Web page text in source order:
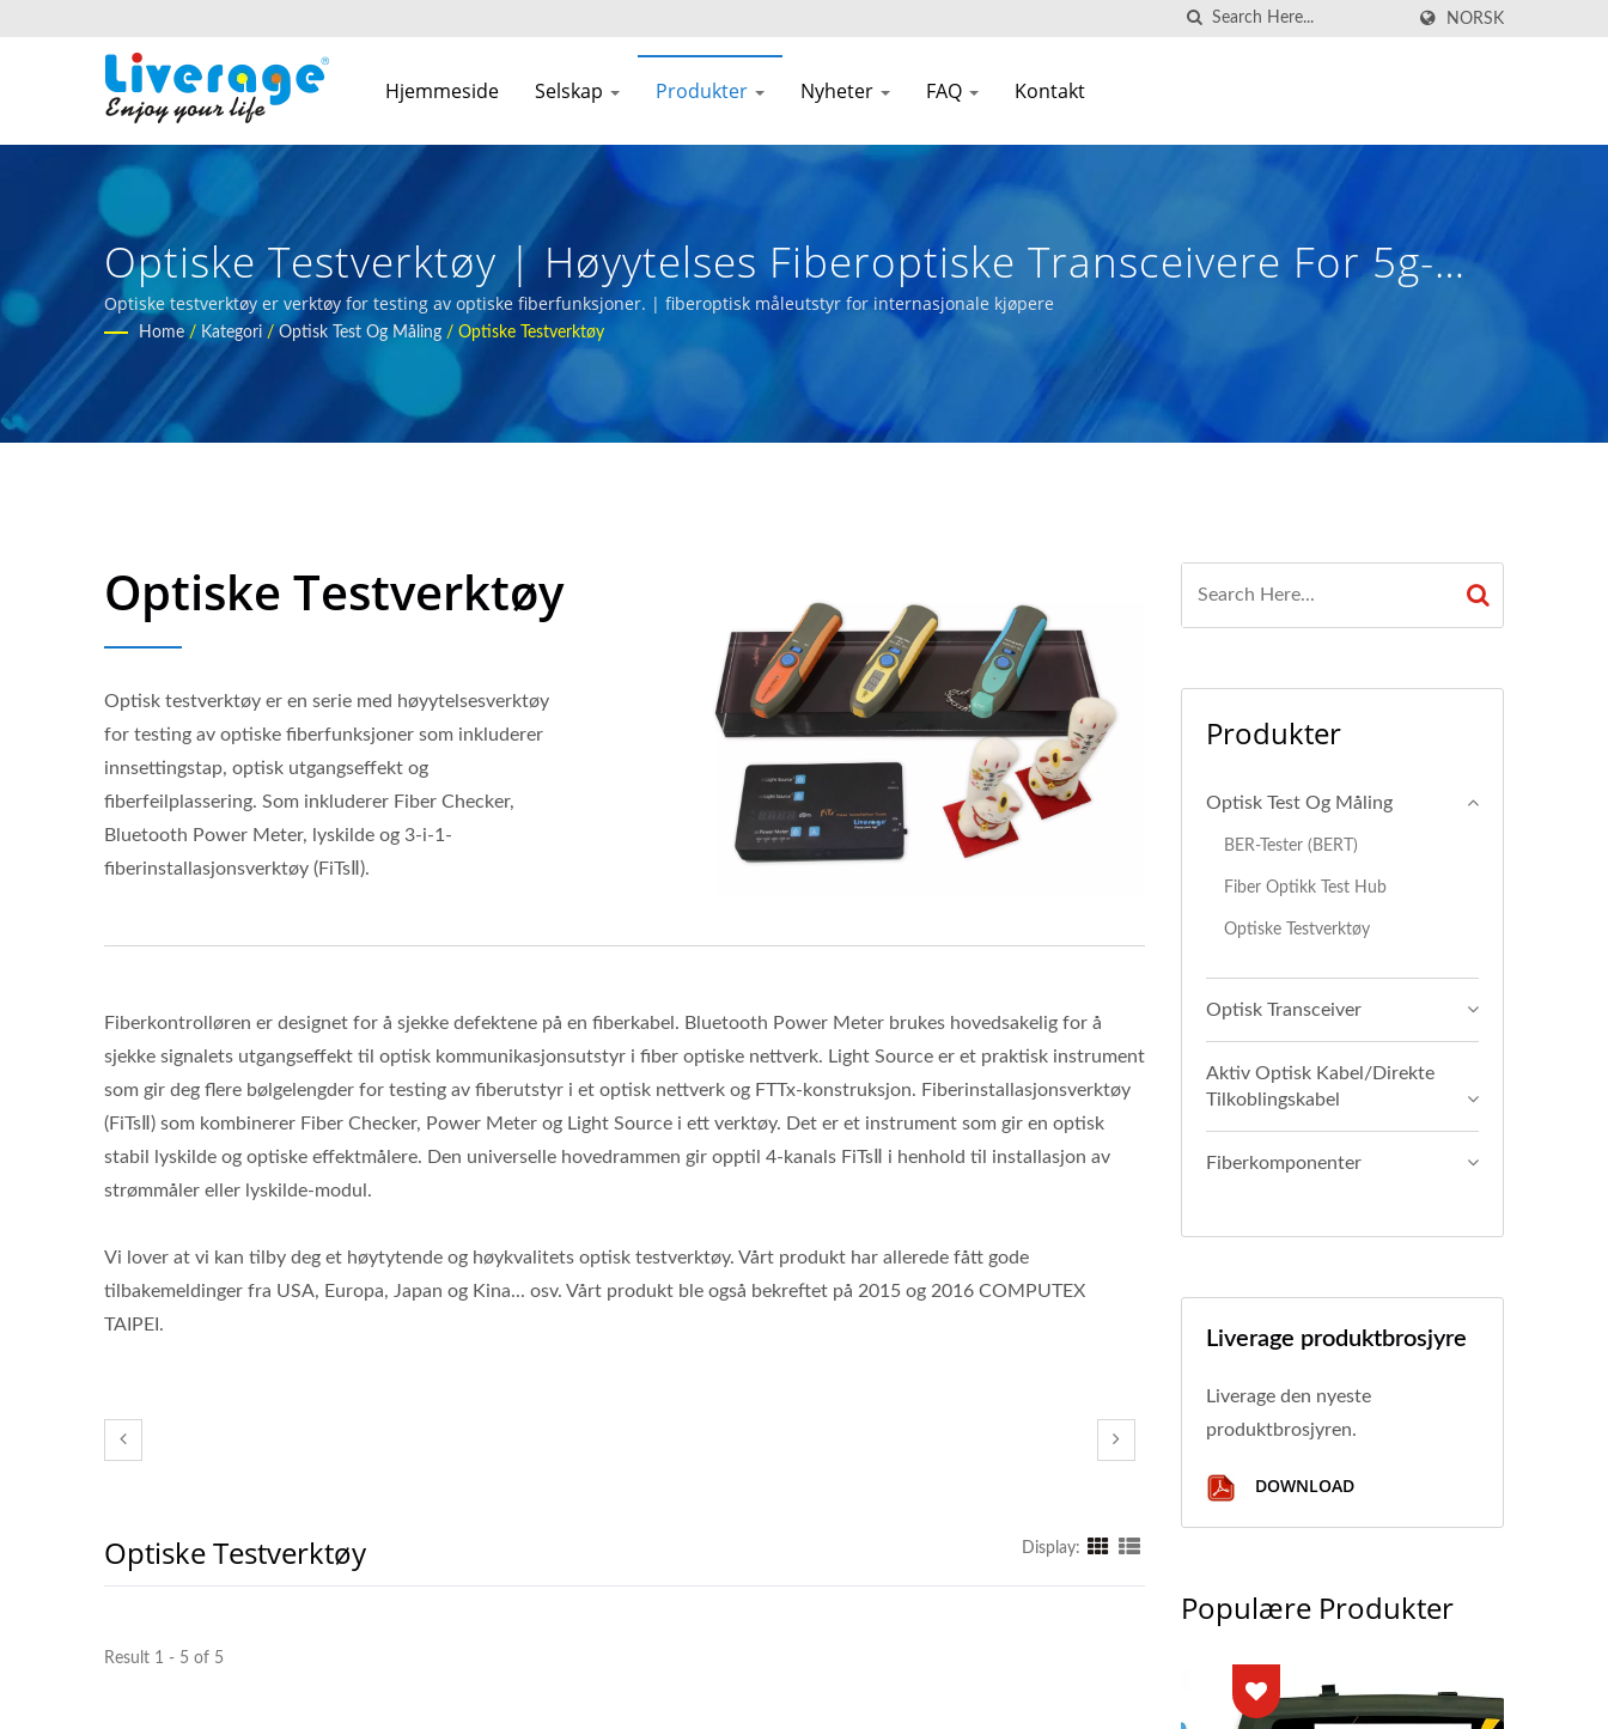
NORSK
Hjemmeside Selskap Produkter Nyheter FAQ Kontakt
Optiske Testverktøy | Høyytelses Fiberoptiske Transceivere For 5g-
Nettverk
Optiske testverktøy er verktøy for testing av optiske fiberfunksjoner. | fiberoptisk måleutstyr for internasjonale kjøpere
Home / Kategori / Optisk Test Og Måling / Optiske Testverktøy
Optiske Testverktøy
Optisk testverktøy er en serie med høyytelsesverktøy
for testing av optiske fiberfunksjoner som inkluderer
innsettingstap, optisk utgangseffekt og
fiberfeilplassering. Som inkluderer Fiber Checker,
Bluetooth Power Meter, lyskilde og 3-i-1-
fiberinstallasjonsverktøy (FiTsⅡ).
Fiberkontrolløren er designet for å sjekke defektene på en fiberkabel. Bluetooth Power Meter brukes hovedsakelig for å
sjekke signalets utgangseffekt til optisk kommunikasjonsutstyr i fiber optiske nettverk. Light Source er et praktisk instrument
som gir deg flere bølgelengder for testing av fiberutstyr i et optisk nettverk og FTTx-konstruksjon. Fiberinstallasjonsverktøy
(FiTsⅡ) som kombinerer Fiber Checker, Power Meter og Light Source i ett verktøy. Det er et instrument som gir en optisk
stabil lyskilde og optiske effektmålere. Den universelle hovedrammen gir opptil 4-kanals FiTsⅡ i henhold til installasjon av
strømmåler eller lyskilde-modul.
Vi lover at vi kan tilby deg et høytytende og høykvalitets optisk testverktøy. Vårt produkt har allerede fått gode
tilbakemeldinger fra USA, Europa, Japan og Kina... osv. Vårt produkt ble også bekreftet på 2015 og 2016 COMPUTEX
TAIPEI.
Optiske Testverktøy Display:
Result 1 - 5 of 5
Produkter
Optisk Test Og Måling
BER-Tester (BERT)
Fiber Optikk Test Hub
Optiske Testverktøy
Optisk Transceiver
Aktiv Optisk Kabel/direkte
Tilkoblingskabel
Fiberkomponenter
Liverage produktbrosjyre
Liverage den nyeste
produktbrosjyren.
DOWNLOAD
Populære Produkter